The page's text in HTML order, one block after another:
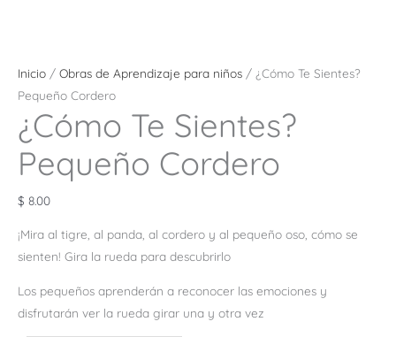
Inicio / Obras de Aprendizaje para niños / ¿Cómo Te Sientes?
Pequeño Cordero
¿Cómo Te Sientes?
Pequeño Cordero
$ 8.00
¡Mira al tigre, al panda, al cordero y al pequeño oso, cómo se
sienten! Gira la rueda para descubrirlo
Los pequeños aprenderán a reconocer las emociones y
disfrutarán ver la rueda girar una y otra vez